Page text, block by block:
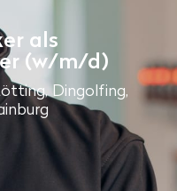
als
(w/m/d)
Dingolfing,